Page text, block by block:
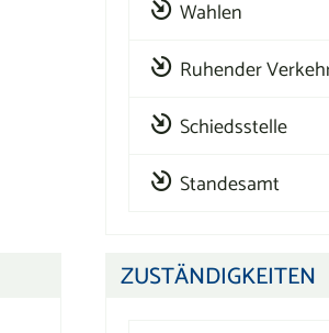
ZUSTÄNDIGKEITEN
Wahlen
Ruhender
Schiedsstelle
Standesamt